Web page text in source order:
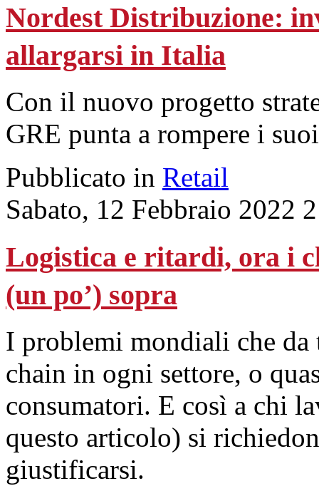
Nordest Distribuzione:
allargarsi in Italia
Con il nuovo progetto
GRE punta a rompere i
Pubblicato in Retail
Sabato, 12 Febbraio 2022
Logistica e ritardi, ora i
(un po’) sopra
I problemi mondiali che
chain in ogni settore, o
consumatori. E così a chi
questo articolo) si
giustificarsi.